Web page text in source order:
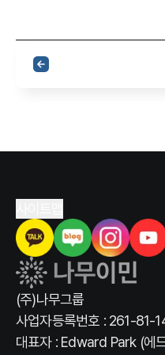
(주)나무그룹
사업자등록번호 : 261-81-
대표자 : Edward Park (에